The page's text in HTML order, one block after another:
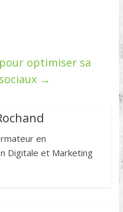
optimiser sa
→
en
Digitale et Marketing